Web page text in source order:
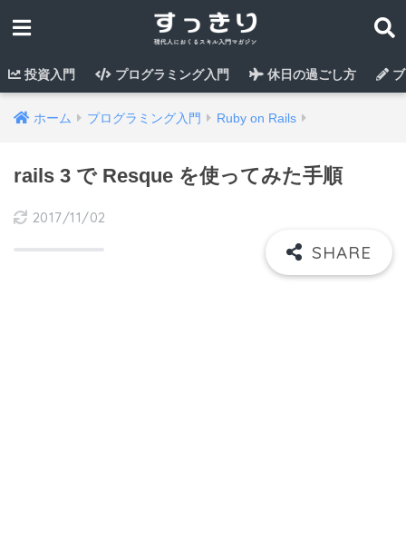
投資入門 プログラミング入門 休日の過ごし方
ホーム プログラミング入門 Ruby on Rails
rails 3 で Resque を使ってみた手順
2017/11/02